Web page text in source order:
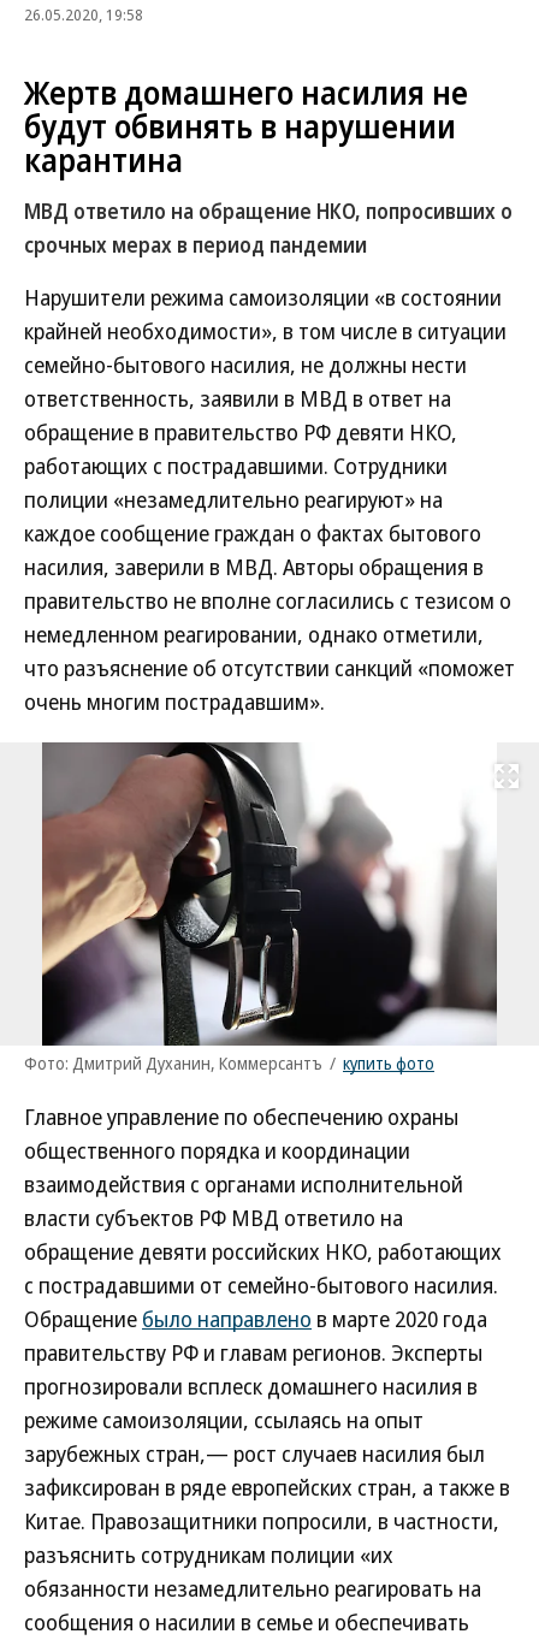
26.05.2020, 19:58
Жертв домашнего насилия не
будут обвинять в нарушении
карантина
МВД ответило на обращение НКО, попросивших о
срочных мерах в период пандемии
Нарушители режима самоизоляции «в состоянии
крайней необходимости», в том числе в ситуации
семейно-бытового насилия, не должны нести
ответственность, заявили в МВД в ответ на
обращение в правительство РФ девяти НКО,
работающих с пострадавшими. Сотрудники
полиции «незамедлительно реагируют» на
каждое сообщение граждан о фактах бытового
насилия, заверили в МВД. Авторы обращения в
правительство не вполне согласились с тезисом о
немедленном реагировании, однако отметили,
что разъяснение об отсутствии санкций «поможет
очень многим пострадавшим».
Развернуть
Фото: Дмитрий Духанин, Коммерсантъ / купить фото
Главное управление по обеспечению охраны
общественного порядка и координации
взаимодействия с органами исполнительной
власти субъектов РФ МВД ответило на
обращение девяти российских НКО, работающих
с пострадавшими от семейно-бытового насилия.
Обращение было направлено в марте 2020 года
правительству РФ и главам регионов. Эксперты
прогнозировали всплеск домашнего насилия в
режиме самоизоляции, ссылаясь на опыт
зарубежных стран,— рост случаев насилия был
зафиксирован в ряде европейских стран, а также в
Китае. Правозащитники попросили, в частности,
разъяснить сотрудникам полиции «их
обязанности незамедлительно реагировать на
сообщения о насилии в семье и обеспечивать